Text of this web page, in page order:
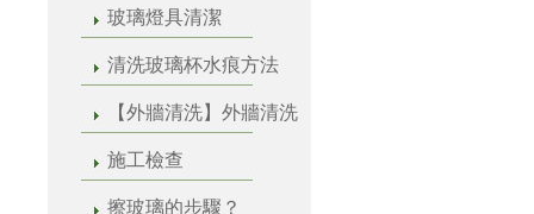
玻璃燈具清潔
清洗玻璃杯水痕方法
【外牆清洗】外牆清洗
施工檢查
擦玻璃的步驟？